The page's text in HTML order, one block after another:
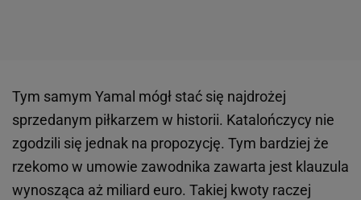
Tym samym Yamal mógł stać się najdrożej
sprzedanym piłkarzem w historii. Katalończycy nie
zgodzili się jednak na propozycję. Tym bardziej że
rzekomo w umowie zawodnika zawarta jest klauzula
wynosząca aż miliard euro. Takiej kwoty raczej